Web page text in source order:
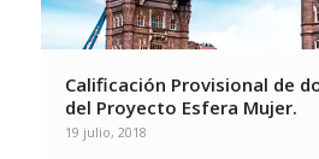
Calificación Provisional de
del Proyecto Esfera Mujer.
19 julio, 2018